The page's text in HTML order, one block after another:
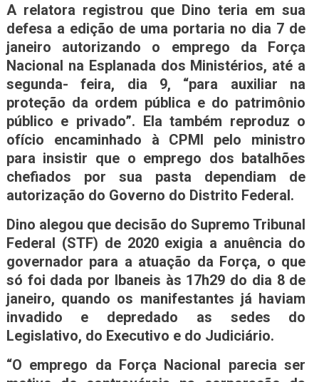
A relatora registrou que Dino teria em sua
defesa a edição de uma portaria no dia 7 de
janeiro autorizando o emprego da Força
Nacional na Esplanada dos Ministérios, até a
segunda- feira, dia 9, “para auxiliar na
proteção da ordem pública e do patrimônio
público e privado”. Ela também reproduz o
ofício encaminhado à CPMI pelo ministro
para insistir que o emprego dos batalhões
chefiados por sua pasta dependiam de
autorização do Governo do Distrito Federal.
Dino alegou que decisão do Supremo Tribunal
Federal (STF) de 2020 exigia a anuência do
governador para a atuação da Força, o que
só foi dada por Ibaneis às 17h29 do dia 8 de
janeiro, quando os manifestantes já haviam
invadido e depredado as sedes do
Legislativo, do Executivo e do Judiciário.
“O emprego da Força Nacional parecia ser